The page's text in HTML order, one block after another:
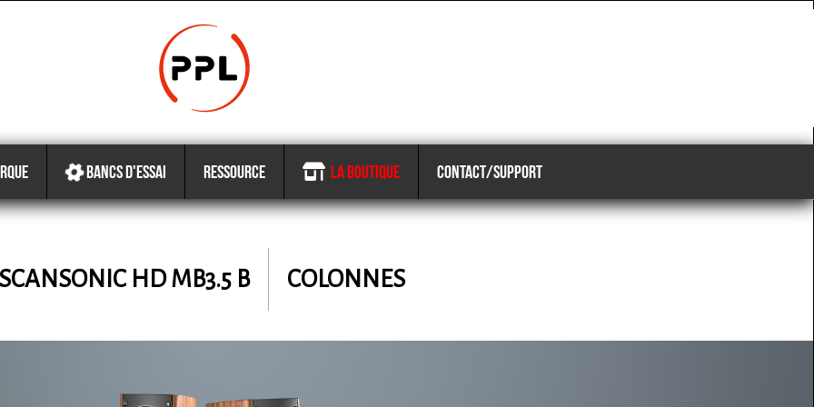
BANCS D'ESSAI RESSOURCE LA BOUTIQUE CONTACT/SUPPORT
HDMB3.5 B COLONNES